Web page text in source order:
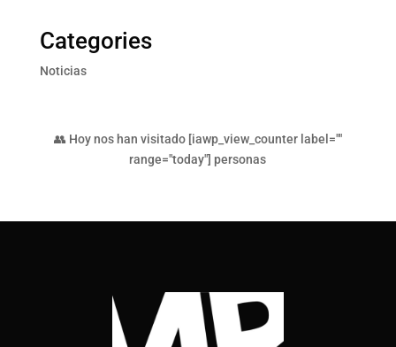
Categories
Noticias
👥 Hoy nos han visitado [iawp_view_counter label=""
range="today"] personas